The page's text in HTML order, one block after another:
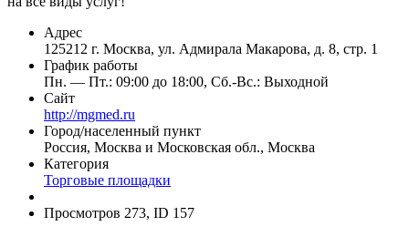
Адрес
125212 г. Москва, ул. Адмирала Макарова, д. 8, стр. 1
График работы
Пн. — Пт.: 09:00 до 18:00, Сб.-Вс.: Выходной
Сайт
http://mgmed.ru
Город/населенный пункт
Россия, Москва и Московская обл., Москва
Категория
Торговые площадки
Просмотров 273, ID 157